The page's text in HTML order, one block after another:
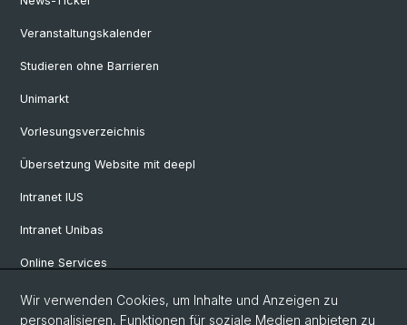
Veranstaltungskalender
Studieren ohne Barrieren
Unimarkt
Vorlesungsverzeichnis
Übersetzung Website mit deepl
Intranet IUS
Intranet Unibas
Online Services
Social Media
Wir verwenden Cookies, um Inhalte und Anzeigen zu
personalisieren, Funktionen für soziale Medien anbieten zu